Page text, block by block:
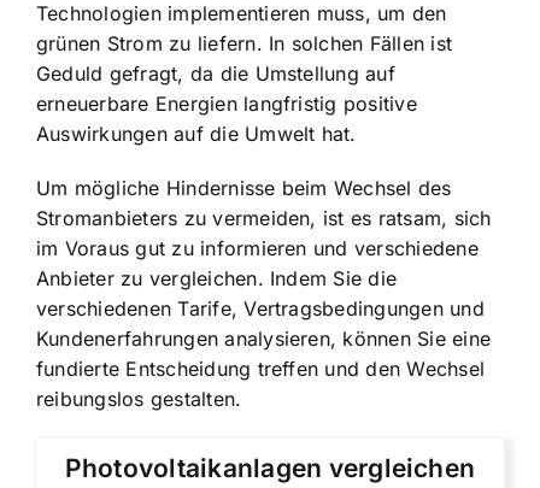
Technologien implementieren muss, um den
grünen Strom zu liefern. In solchen Fällen ist
Geduld gefragt, da die Umstellung auf
erneuerbare Energien langfristig positive
Auswirkungen auf die Umwelt hat.
Um mögliche Hindernisse beim Wechsel des
Stromanbieters zu vermeiden, ist es ratsam, sich
im Voraus gut zu informieren und verschiedene
Anbieter zu vergleichen. Indem Sie die
verschiedenen Tarife, Vertragsbedingungen und
Kundenerfahrungen analysieren, können Sie eine
fundierte Entscheidung treffen und den Wechsel
reibungslos gestalten.
Photovoltaikanlagen vergleichen